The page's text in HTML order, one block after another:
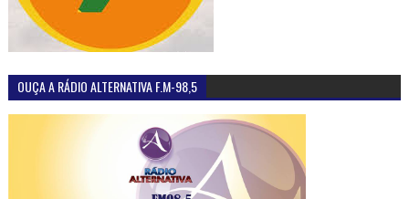
OUÇA A RÁDIO ALTERNATIVA F.M-98,5